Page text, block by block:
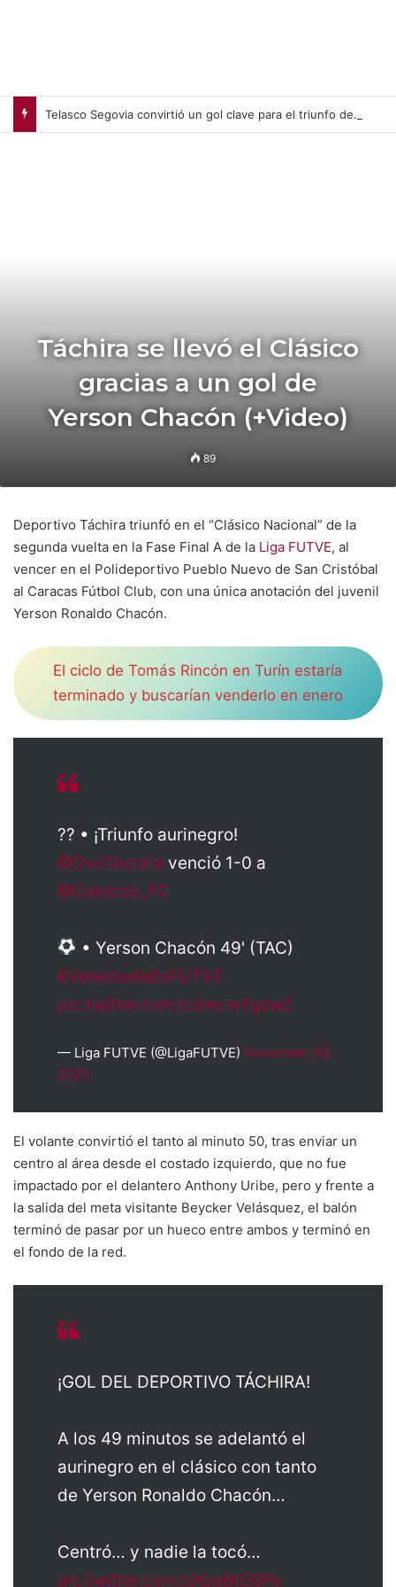
Telasco Segovia convirtió un gol clave para el triunfo del Inter Miami en el arranque de la Leagues Cup
Táchira se llevó el Clásico
gracias a un gol de
Yerson Chacón (+Video)
89
Deportivo Táchira triunfó en el “Clásico Nacional” de la
segunda vuelta en la Fase Final A de la Liga FUTVE, al
vencer en el Polideportivo Pueblo Nuevo de San Cristóbal
al Caracas Fútbol Club, con una única anotación del juvenil
Yerson Ronaldo Chacón.
El ciclo de Tomás Rincón en Turín estaría
terminado y buscarían venderlo en enero
?? • ¡Triunfo aurinegro!
@DvoTachira venció 1-0 a
@Caracas_FC
• Yerson Chacón 49' (TAC)
#VenezuelaEsFUTVE
pic.twitter.com/cdwcwYgzwZ
— Liga FUTVE (@LigaFUTVE) November 28,
2021
El volante convirtió el tanto al minuto 50, tras enviar un
centro al área desde el costado izquierdo, que no fue
impactado por el delantero Anthony Uribe, pero y frente a
la salida del meta visitante Beycker Velásquez, el balón
terminó de pasar por un hueco entre ambos y terminó en
el fondo de la red.
¡GOL DEL DEPORTIVO TÁCHIRA!
A los 49 minutos se adelantó el
aurinegro en el clásico con tanto
de Yerson Ronaldo Chacón…
Centró… y nadie la tocó…
pic.twitter.com/zXqgBtEGPs